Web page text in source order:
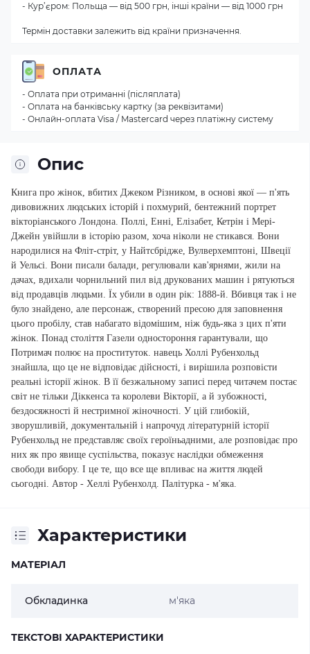
Опис
Книга про жінок, вбитих Джеком Різником, в основі якої — п'ять
дивовижних людських історій і похмурий, бентежний портрет
вікторіанського Лондона. Поллі, Енні, Елізабет, Кетрін і Мері-
Джейн увійшли в історію разом, хоча ніколи не стикався. Вони
народилися на Фліт-стріт, у Найтсбрідже, Вулверхемптоні, Швеції
й Уельсі. Вони писали балади, регулювали кав'ярнями, жили на
дачах, вдихали чорнильний пил від друкованих машин і рятуються
від продавців людьми. Їх убили в один рік: 1888-й. Вбивця так і не
було знайдено, але персонаж, створений пресою для заповнення
цього пробілу, став набагато відомішим, ніж будь-яка з цих п'яти
жінок. Понад століття Газели одностороння гарантували, що
Потримач полює на проституток. навець Холлі Рубенхольд
знайшла, що це не відповідає дійсності, і вирішила розповісти
реальні історії жінок. В її безжальному записі перед читачем постає
світ не тільки Діккенса та королеви Вікторії, а й зубожності,
бездосяжності й нестримної жіночності. У цій глибокій,
зворушливій, документальній і напрочуд літературній історії
Рубенхольд не представляє своїх героїньадними, але розповідає про
них як про явище суспільства, показує наслідки обмеження
свободи вибору. І це те, що все ще впливає на життя людей
сьогодні. Автор - Хеллі Рубенхолд. Палітурка - м'яка.
Характеристики
МАТЕРІАЛ
Обкладинка м'яка
ТЕКСТОВІ ХАРАКТЕРИСТИКИ
- Кур’єром: Польща — від 500 грн, інші країни — від 1000 грн
Термін доставки залежить від країни призначення.
ОПЛАТА
- Оплата при отриманні (післяплата)
- Оплата на банківську картку (за реквізитами)
- Онлайн-оплата Visa / Mastercard через платіжну систему